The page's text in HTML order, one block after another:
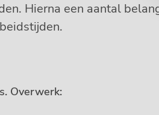
Hierna een aantal
Overwerk: